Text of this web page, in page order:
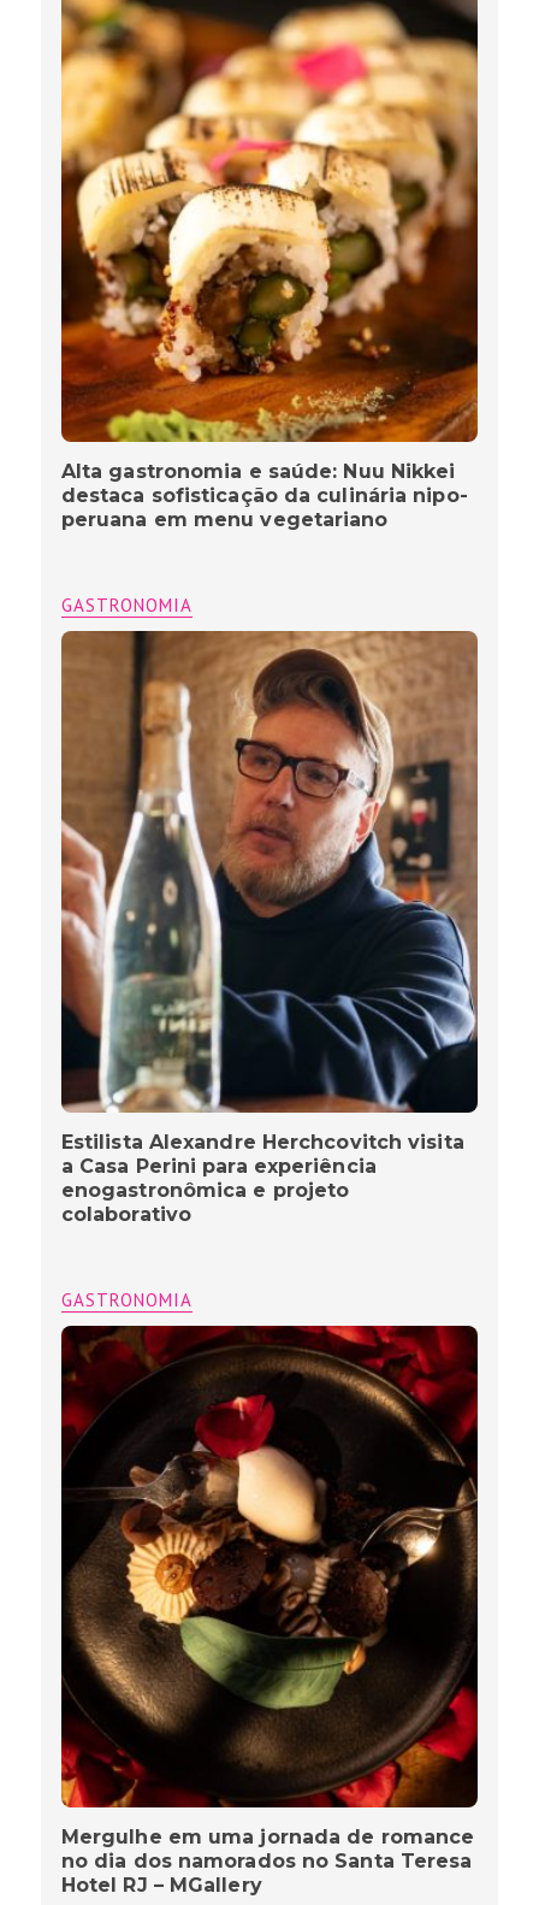
Alta gastronomia e saúde: Nuu Nikkei
destaca sofisticação da culinária nipo-
peruana em menu vegetariano
GASTRONOMIA
Estilista Alexandre Herchcovitch visita
a Casa Perini para experiência
enogastronômica e projeto
colaborativo
GASTRONOMIA
Mergulhe em uma jornada de romance
no dia dos namorados no Santa Teresa
Hotel RJ – MGallery